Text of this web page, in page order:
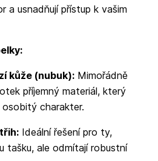
a usnadňují přístup k vašim
kůže (nubuk):Mimořádně
příjemný materiál, který
charakter.
Ideální řešení pro ty,
tašku, ale odmítají robustní